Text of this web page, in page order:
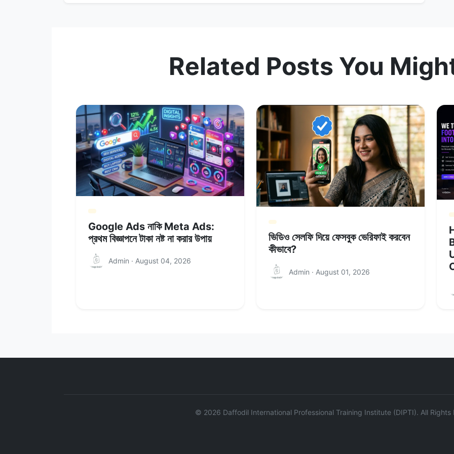
Related Posts You
Google Ads নাকি Meta Ads:
প্রথম বিজ্ঞাপনে টাকা নষ্ট না করার উপায়
Admin · August 04, 2026
ভিডিও সেলফি দিয়ে ফেসবুক ভেরিফাই করবেন
কীভাবে?
Admin · August 01, 2026
© 2026 Daffodil International Professional Training Institute (DIPTI). All Rights